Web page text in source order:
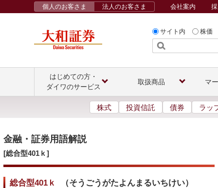
サイト内 株価
個人のお客さま 法人のお客さま 会社案内
はじめての方・
ダイワのサービス
取扱商品 マ
株式 投資信託 債券 ラッ
金融・証券用語解説
[総合型401ｋ]
総合型401ｋ （そうごうがたよんまるいちけい）